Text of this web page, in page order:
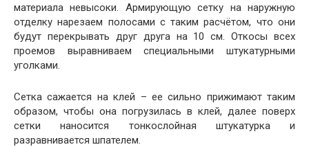
материала невысоки. Армирующую сетку на наружную
отделку нарезаем полосами с таким расчётом, что они
будут перекрывать друг друга на 10 см. Откосы всех
проемов выравниваем специальными штукатурными
уголками.
Сетка сажается на клей – ее сильно прижимают таким
образом, чтобы она погрузилась в клей, далее поверх
сетки наносится тонкослойная штукатурка и
разравнивается шпателем.